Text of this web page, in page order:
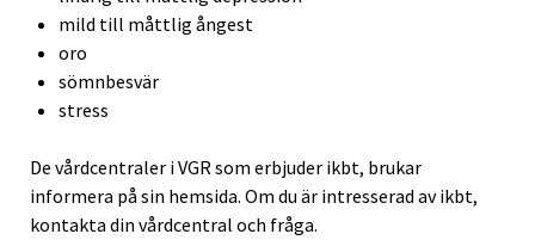
mild till måttlig ångest
oro
sömnbesvär
stress
De vårdcentraler i VGR som erbjuder ikbt, brukar
informera på sin hemsida. Om du är intresserad av ikbt,
kontakta din vårdcentral och fråga.